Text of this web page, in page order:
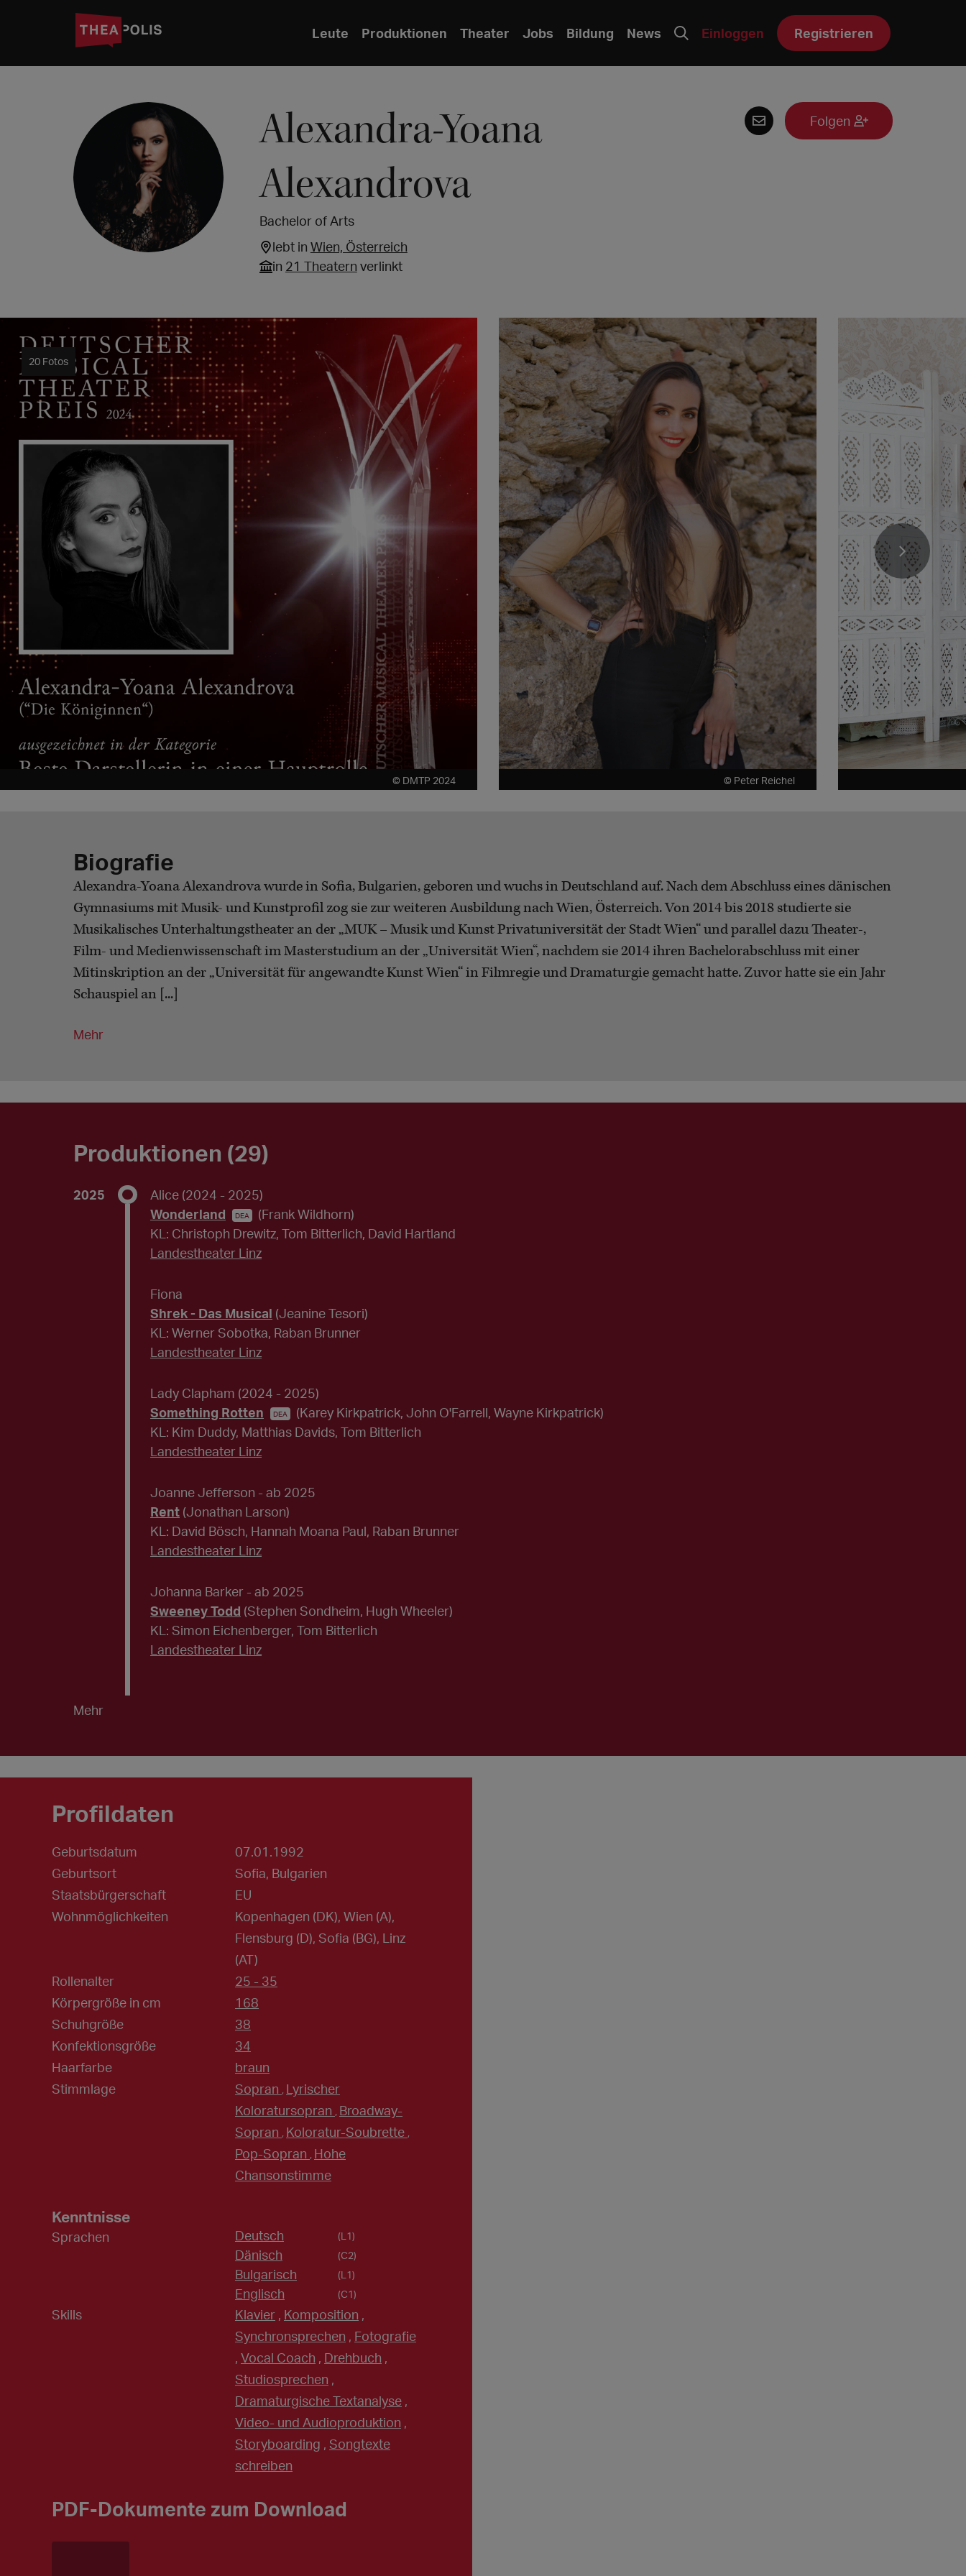
Leute Produktionen Theater Jobs Bildung News Einloggen Registrieren
Alexandra-Yoana
Alexandrova
Bachelor of Arts
lebt in Wien, Österreich
in 21 Theatern verlinkt
Folgen
20 Fotos
© DMTP 2024 © Peter Reichel
Biografie
Alexandra-Yoana Alexandrova wurde in Sofia, Bulgarien, geboren und wuchs in Deutschland auf. Nach dem Abschluss eines dänischen
Gymnasiums mit Musik- und Kunstprofil zog sie zur weiteren Ausbildung nach Wien, Österreich. Von 2014 bis 2018 studierte sie
Musikalisches Unterhaltungstheater an der „MUK – Musik und Kunst Privatuniversität der Stadt Wien“ und parallel dazu Theater-,
Film- und Medienwissenschaft im Masterstudium an der „Universität Wien“, nachdem sie 2014 ihren Bachelorabschluss mit einer
Mitinskription an der „Universität für angewandte Kunst Wien“ in Filmregie und Dramaturgie gemacht hatte. Zuvor hatte sie ein Jahr
Schauspiel an [...]
Mehr
Produktionen (29)
2025 Alice (2024 - 2025)
Wonderland
DEA
(Frank Wildhorn)
KL: Christoph Drewitz, Tom Bitterlich, David Hartland
Landestheater Linz
Fiona
Shrek - Das Musical (Jeanine Tesori)
KL: Werner Sobotka, Raban Brunner
Landestheater Linz
Lady Clapham (2024 - 2025)
Something Rotten
DEA
(Karey Kirkpatrick, John O'Farrell, Wayne Kirkpatrick)
KL: Kim Duddy, Matthias Davids, Tom Bitterlich
Landestheater Linz
Joanne Jefferson - ab 2025
Rent (Jonathan Larson)
KL: David Bösch, Hannah Moana Paul, Raban Brunner
Landestheater Linz
Johanna Barker - ab 2025
Sweeney Todd (Stephen Sondheim, Hugh Wheeler)
KL: Simon Eichenberger, Tom Bitterlich
Landestheater Linz
Mehr
Profildaten
Geburtsdatum
07.01.1992
Geburtsort
Sofia, Bulgarien
Staatsbürgerschaft
EU
Wohnmöglichkeiten
Kopenhagen (DK), Wien (A),
Flensburg (D), Sofia (BG), Linz
(AT)
Rollenalter
25 - 35
Körpergröße in cm
168
Schuhgröße
38
Konfektionsgröße
34
Haarfarbe
braun
Stimmlage
Sopran , Lyrischer
Koloratursopran , Broadway-
Sopran , Koloratur-Soubrette ,
Pop-Sopran , Hohe
Chansonstimme
Kenntnisse
Sprachen Deutsch (L1)
Dänisch (C2)
Bulgarisch (L1)
Englisch (C1)
Skills Klavier , Komposition ,
Synchronsprechen , Fotografie
, Vocal Coach , Drehbuch ,
Studiosprechen ,
Dramaturgische Textanalyse ,
Video- und Audioproduktion ,
Storyboarding , Songtexte
schreiben
PDF-Dokumente zum Download